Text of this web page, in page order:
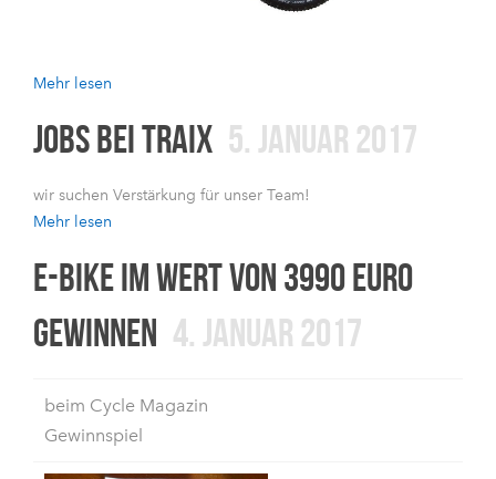
Mehr lesen
JOBS BEI TRAIX 5. JANUAR 2017
wir suchen Verstärkung für unser Team!
Mehr lesen
E-BIKE IM WERT VON 3990 EURO
GEWINNEN 4. JANUAR 2017
beim Cycle Magazin
Gewinnspiel